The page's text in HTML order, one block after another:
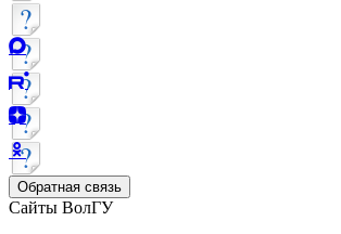
Обратная связь
Сайты ВолГУ